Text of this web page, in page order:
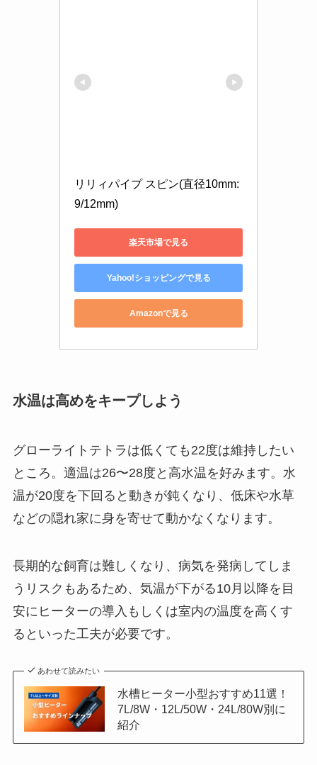
リリィパイプ スピン(直径10mm:
9/12mm)
楽天市場で見る
Yahoo!ショッピングで見る
Amazonで見る
水温は高めをキープしよう
グローライトテトラは低くても22度は維持したい
ところ。適温は26〜28度と高水温を好みます。水
温が20度を下回ると動きが鈍くなり、低床や水草
などの隠れ家に身を寄せて動かなくなります。
長期的な飼育は難しくなり、病気を発病してしま
うリスクもあるため、気温が下がる10月以降を目
安にヒーターの導入もしくは室内の温度を高くす
るといった工夫が必要です。
あわせて読みたい
水槽ヒーター小型おすすめ11選！
7L/8W・12L/50W・24L/80W別に
紹介